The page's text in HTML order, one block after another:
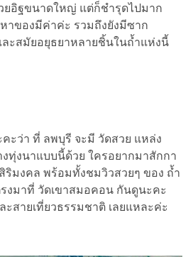
ยอิฐขนาดใหญ่ แต่ก็ชำรุดไปมาก
าของมีค่าค่ะ รวมถึงยังมีซาก
ะสมัยอยุธยาหลายชิ้นในถ้ำแห่งนี้
ะว่า ที่ ลพบุรี จะมี วัดสวย แหล่ง
ทุ่งนาแบบนี้ด้วย ใครอยากมาสักกา
ริมงคล พร้อมทั้งชมวิวสวยๆ ของ ถ้ำ
งมาที่ วัดเขาสมอคอน กันดูนะคะ
สายเที่ยวธรรมชาติ เลยแหละค่ะ